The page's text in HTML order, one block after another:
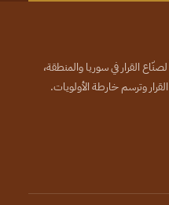
القرار في سوريا والمنطقة،
وترسم خارطة الأولويات.